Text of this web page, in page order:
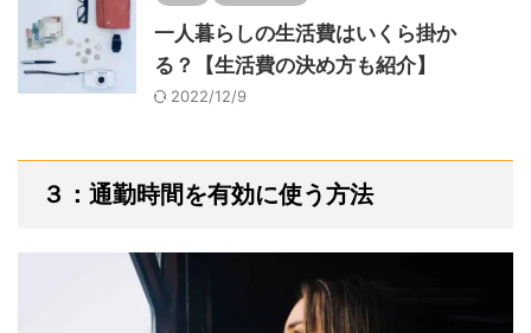
一人暮らしの生活費はいくら掛か
る？【生活費の決め方も紹介】
2022/12/9
３：通勤時間を有効に使う方法